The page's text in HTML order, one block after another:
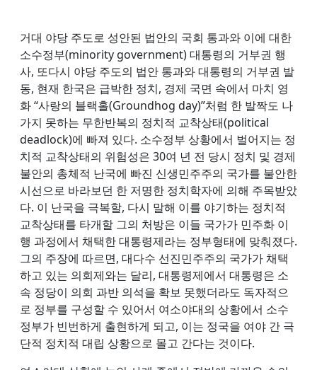
거대 야당 주도로 성안된 법안의 국회 통과와 이에 대한
소수정부(minority government) 대통령의 거부권 행
사, 또다시 야당 주도의 법안 통과와 대통령의 거부권 발
동, 현재 한국은 급박한 정치, 경제 국면 속에서 마치 영
화 “사랑의 블랙홀(Groundhog day)”처럼 한 발짝도 나
가지 못하는 무한반복의 정치적 교착상태(political
deadlock)에 빠져 있다. 소수정부 상황에서 벌어지는 정
치적 교착상태의 위험성은 30여 년 전 당시 정치 및 경제
불안의 총체적 난국에 빠진 신생민주주의 국가를 불안한
시선으로 바라보던 한 저명한 정치학자에 의해 주목받았
다. 이 난국을 극복할, 다시 말해 이를 야기하는 정치적
교착상태를 타개할 그의 처방은 이들 국가가 민주화 이
행 과정에서 채택한 대통령제라는 정부형태에 맞춰졌다.
그의 주장에 따르면, 대다수 선진민주주의 국가가 채택
하고 있는 의회제와는 달리, 대통령제에서 대통령은 소
속 정당이 의회 과반 의석을 확보 못했더라도 독자적으
로 정부를 구성할 수 있어서 여소야대의 상황에서 소수
정부가 빈번하게 출현하게 되고, 이는 정국을 여야 간 극
단적 정치적 대립 상황으로 몰고 간다는 것이다.